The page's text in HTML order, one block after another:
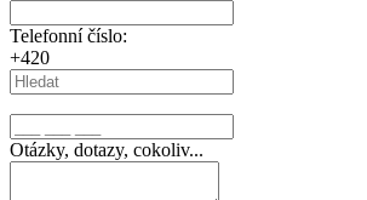
Telefonní číslo:
+420
Otázky, dotazy, cokoliv...